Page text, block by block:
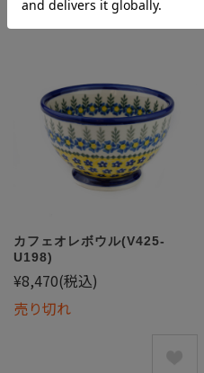
カフェオレボウル(V425-
U198)
¥8,470(税込)
売り切れ